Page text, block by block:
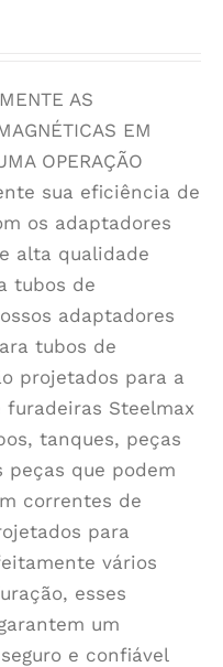
AS
EM
OPERAÇÃO
sua eficiência de
os adaptadores
alta qualidade
tubos de
adaptadores
tubos de
projetados para a
furadeiras Steelmax
tanques, peças
peças que podem
correntes de
para
vários
esses
um
e confiável